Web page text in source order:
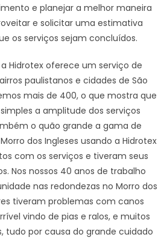
e planejar a melhor maneira
e solicitar uma estimativa
os serviços sejam concluídos.
Hidrotex oferece um serviço de
paulistanos e cidades de São
mais de 400, o que mostra que
a amplitude dos serviços
o quão grande a gama de
dos Ingleses usando a Hidrotex
com os serviços e tiveram seus
Nos nossos 40 anos de trabalho
nas redondezas no Morro dos
tiveram problemas com canos
vindo de pias e ralos, e muitos
tudo por causa do grande cuidado